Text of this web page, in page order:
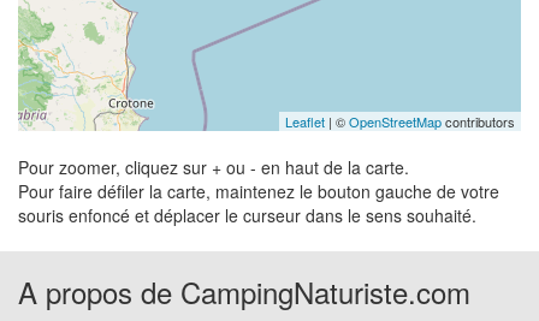
Leaflet | ©OpenStreetMapcontributors
Pour zoomer, cliquez sur + ou - en haut de la carte.
Pour faire défiler la carte, maintenez le bouton gauche de votre
souris enfoncé et déplacer le curseur dans le sens souhaité.
A propos de CampingNaturiste.com